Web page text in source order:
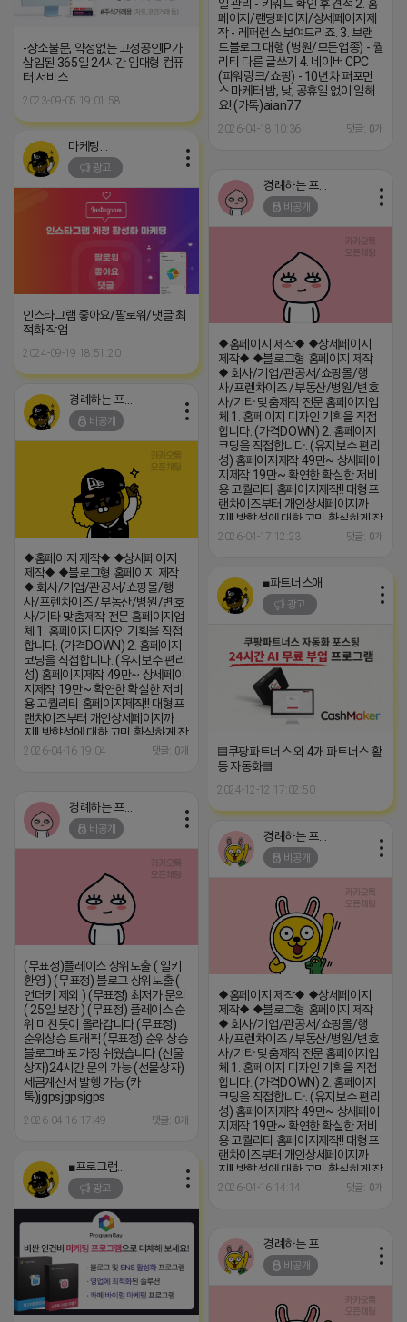
일 관리 - 키워드 확인 후 견적 2. 홈
페이지/랜딩페이지/상세페이지제
작 - 레퍼런스 보여드리죠. 3. 브랜
드블로그 대행­ (병원/모든업종) - 퀄
리티 다른 글쓰기 4. 네이버 CPC
(파워링크/쇼핑) - 10년차 퍼포먼
스 마케터 밤, 낮, 공휴일 없이 일해
요! (카톡)aian77
2026-04-18 10:36 댓글: 0개
-장소불문, 약정없는 고정공인IP가
삽입된 365일 24시간 임대형 컴퓨
터 서비스
2023-09-05 19:01:58
광고
인스타그램 좋아요/팔로워/댓글 최
적화 작업
2024-09-19 18:51:20
경례하는 프로도
비공개
◆홈페이지 제작◆ ◆상세페이지
제작◆ ◆블로그형 홈페이지 제작
◆ 회사/기업/관공서/쇼핑몰/행
사/프렌차이즈 /부동산/병원/변호
사/기타 맞춤제작 전문 홈페이지업
체 1. 홈페이지 디자인 기획을 직접
합니다. (가격DOWN) 2. 홈페이지
코딩을 직접합니다. (유지보수 편리
성) 홈페이지제작 49만~ 상세페이
지제작 19만~ 확연한 확실한 저비
용 고퀄리티 홈페이지제작!! 대형프
랜차이즈부터 개인상세페이지까
지!! 방향성에 대한 고민 확실하게 잡
아 드리겠습니다. 관리가 안되고 있
(콜)상담문의(콜) 1666-6535 모
바일 상담은 밑 링크 클릭
http://pf.kakao.com/_xjIxiJxj
2026-04-17 12:23 댓글: 0개
경례하는 프로도
비공개
◆홈페이지 제작◆ ◆상세페이지
제작◆ ◆블로그형 홈페이지 제작
◆ 회사/기업/관공서/쇼핑몰/행
사/프렌차이즈 /부동산/병원/변호
사/기타 맞춤제작 전문 홈페이지업
체 1. 홈페이지 디자인 기획을 직접
합니다. (가격DOWN) 2. 홈페이지
코딩을 직접합니다. (유지보수 편리
성) 홈페이지제작 49만~ 상세페이
지제작 19만~ 확연한 확실한 저비
용 고퀄리티 홈페이지제작!! 대형프
랜차이즈부터 개인상세페이지까
지!! 방향성에 대한 고민 확실하게 잡
아 드리겠습니다. 관리가 안되고 있
바일 상담은 밑 링크 클릭
http://pf.kakao.com/_xjIxiJxj
2026-04-16 19:04 댓글: 0개
광고
▤쿠팡파트너스 외 4개 파트너스 활
동 자동화▤
2024-12-12 17:02:50
경례하는 프로도
비공개
(무표정)플레이스 상위노출 ( 일키
환영 ) (무표정) 블로그 상위노출 (
언더키 제외 ) (무표정) 최저가 문의
( 25일 보장 ) (무표정) 플레이스 순
위 미친듯이 올라갑니다 (무표정)
순위상승 트래픽 (무표정) 순위상승
블로그배포 가장 쉬웠습니다 (선물
상자)24시간 문의 가능 (선물상자)
세금계산서 발행 가능 (카
톡)jgpsjgpsjgps
2026-04-16 17:49 댓글: 0개
경례하는 프로도
비공개
◆홈페이지 제작◆ ◆상세페이지
제작◆ ◆블로그형 홈페이지 제작
◆ 회사/기업/관공서/쇼핑몰/행
사/프렌차이즈 /부동산/병원/변호
사/기타 맞춤제작 전문 홈페이지업
체 1. 홈페이지 디자인 기획을 직접
합니다. (가격DOWN) 2. 홈페이지
코딩을 직접합니다. (유지보수 편리
성) 홈페이지제작 49만~ 상세페이
지제작 19만~ 확연한 확실한 저비
용 고퀄리티 홈페이지제작!! 대형프
랜차이즈부터 개인상세페이지까
지!! 방향성에 대한 고민 확실하게 잡
아 드리겠습니다. 관리가 안되고 있
바일 상담은 밑 링크 클릭
http://pf.kakao.com/_xjIxiJxj
2026-04-16 14:14 댓글: 0개
광고
경례하는 프로도
비공개